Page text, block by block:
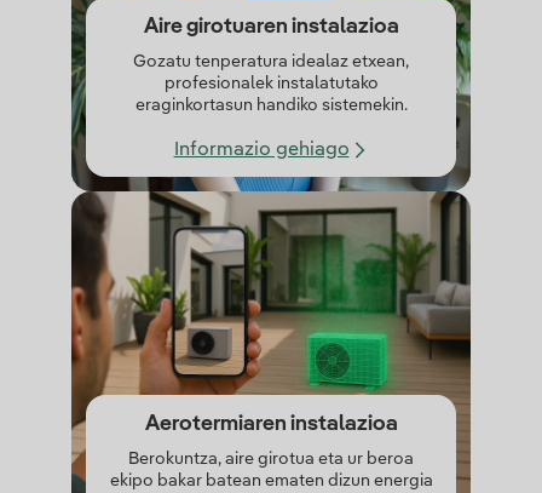
Aire girotuaren instalazioa
Gozatu tenperatura idealaz etxean,
profesionalek instalatutako
eraginkortasun handiko sistemekin.
Informazio gehiago
Aerotermiaren instalazioa
Berokuntza, aire girotua eta ur beroa
ekipo bakar batean ematen dizun energia